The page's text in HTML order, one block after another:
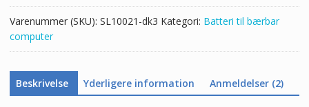
14
(2015)
antal
Varenummer (SKU): SL10021-dk3 Kategori: Batteri til bærbar
computer
Beskrivelse Yderligere information Anmeldelser (2)